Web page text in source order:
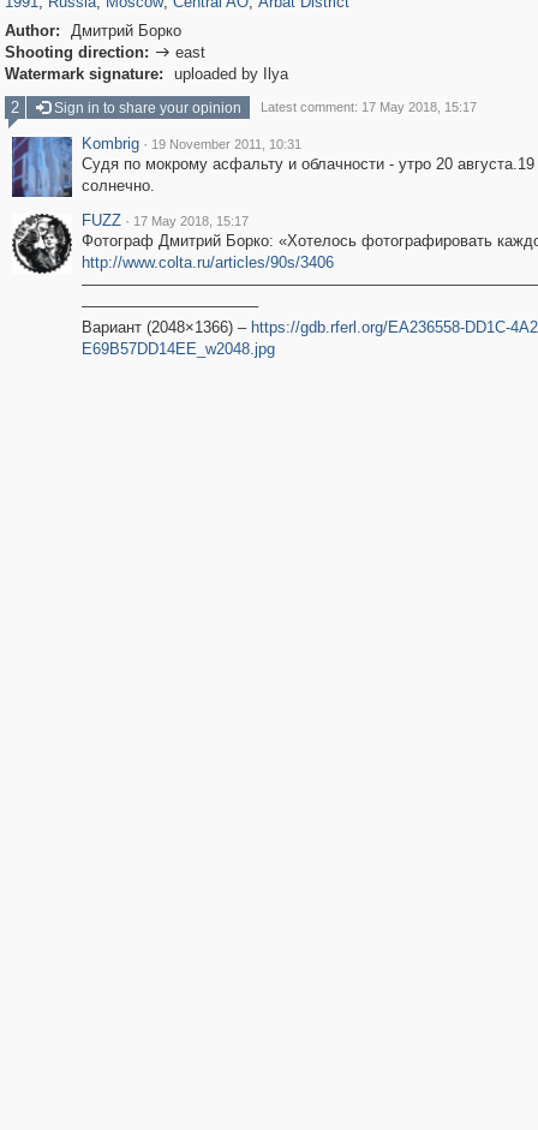
Author:
Дмитрий Борко
Shooting direction:  east
Watermark signature:
uploaded by Ilya
2
Sign in to share your opinion Latest comment: 17 May 2018, 15:17
Kombrig · 19 November 2011, 10:31
Судя по мокрому асфальту и облачности - утро 20
солнечно.
FUZZ · 17 May 2018, 15:17
Фотограф Дмитрий Борко: «Хотелось фотографировать
http://www.colta.ru/articles/90s/3406
–––––––––––––––––––––
Вариант (2048×1366) – https://gdb.rferl.org/EA236558-DD1C-
E69B57DD14EE_w2048.jpg